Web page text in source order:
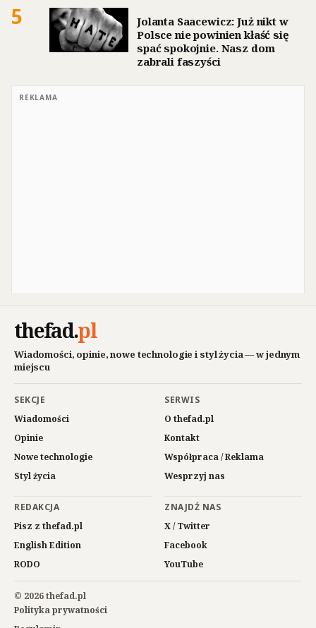
5
Jolanta Saacewicz: Już nikt w
Polsce nie powinien kłaść się
spać spokojnie. Nasz dom
zabrali faszyści
REKLAMA
thefad.pl
Wiadomości, opinie, nowe technologie i styl życia — w jednym
miejscu
SEKCJE
Wiadomości
Opinie
Nowe technologie
Styl życia
SERWIS
O thefad.pl
Kontakt
Współpraca / Reklama
Wesprzyj nas
REDAKCJA
Pisz z thefad.pl
English Edition
RODO
ZNAJDŹ NAS
X / Twitter
Facebook
YouTube
© 2026 thefad.pl
Polityka prywatności